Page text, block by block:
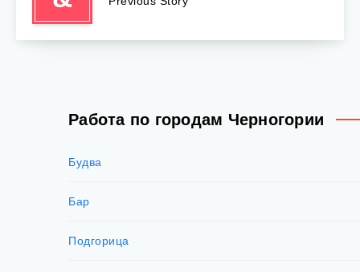
Работа по городам Черногории
Будва
Бар
Подгорица